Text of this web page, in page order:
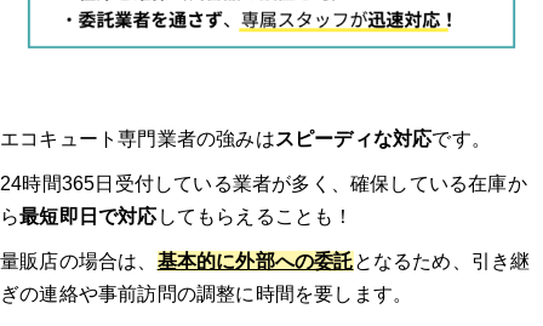
エコキュート専門業者の強みはスピーディな対応です。
24時間365日受付している業者が多く、確保している在庫か
ら最短即日で対応 してもらえることも！
量販店の場合は、 基本的に外部への委託となるため、引き継
ぎの連絡や事前訪問の調整に時間を要します。